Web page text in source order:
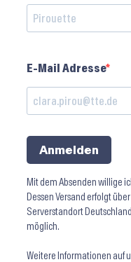
E-Mail Adresse
Anmelden
Mit dem Absenden willige
Dessen Versand erfolgt
Serverstandort
möglich.
Weitere Informationen auf